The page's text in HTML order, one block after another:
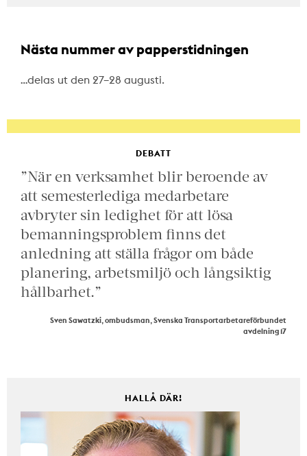
Nästa nummer av papperstidningen
…delas ut den 27–28 augusti.
DEBATT
”När en verksamhet blir beroende av
att semesterlediga medarbetare
avbryter sin ledighet för att lösa
bemanningsproblem finns det
anledning att ställa frågor om både
planering, arbetsmiljö och långsiktig
hållbarhet.”
Sven Sawatzki, ombudsman, Svenska Transportarbetareförbundet
avdelning 17
HALLÅ DÄR!